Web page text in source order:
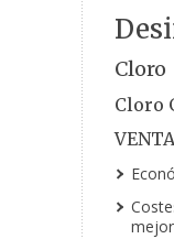
Cloro
Cloro